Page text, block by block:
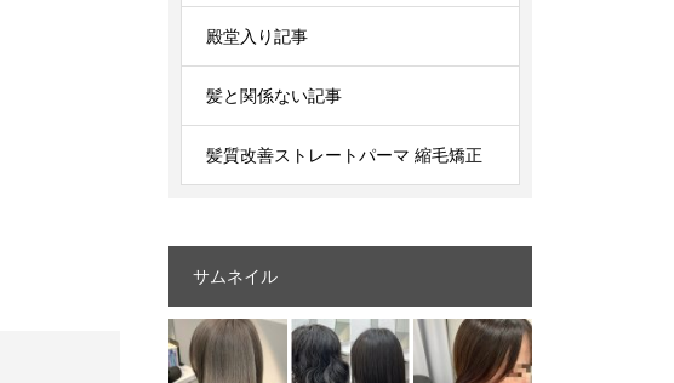
殿堂入り記事
髪と関係ない記事
髪質改善ストレートパーマ 縮毛矯正
サムネイル